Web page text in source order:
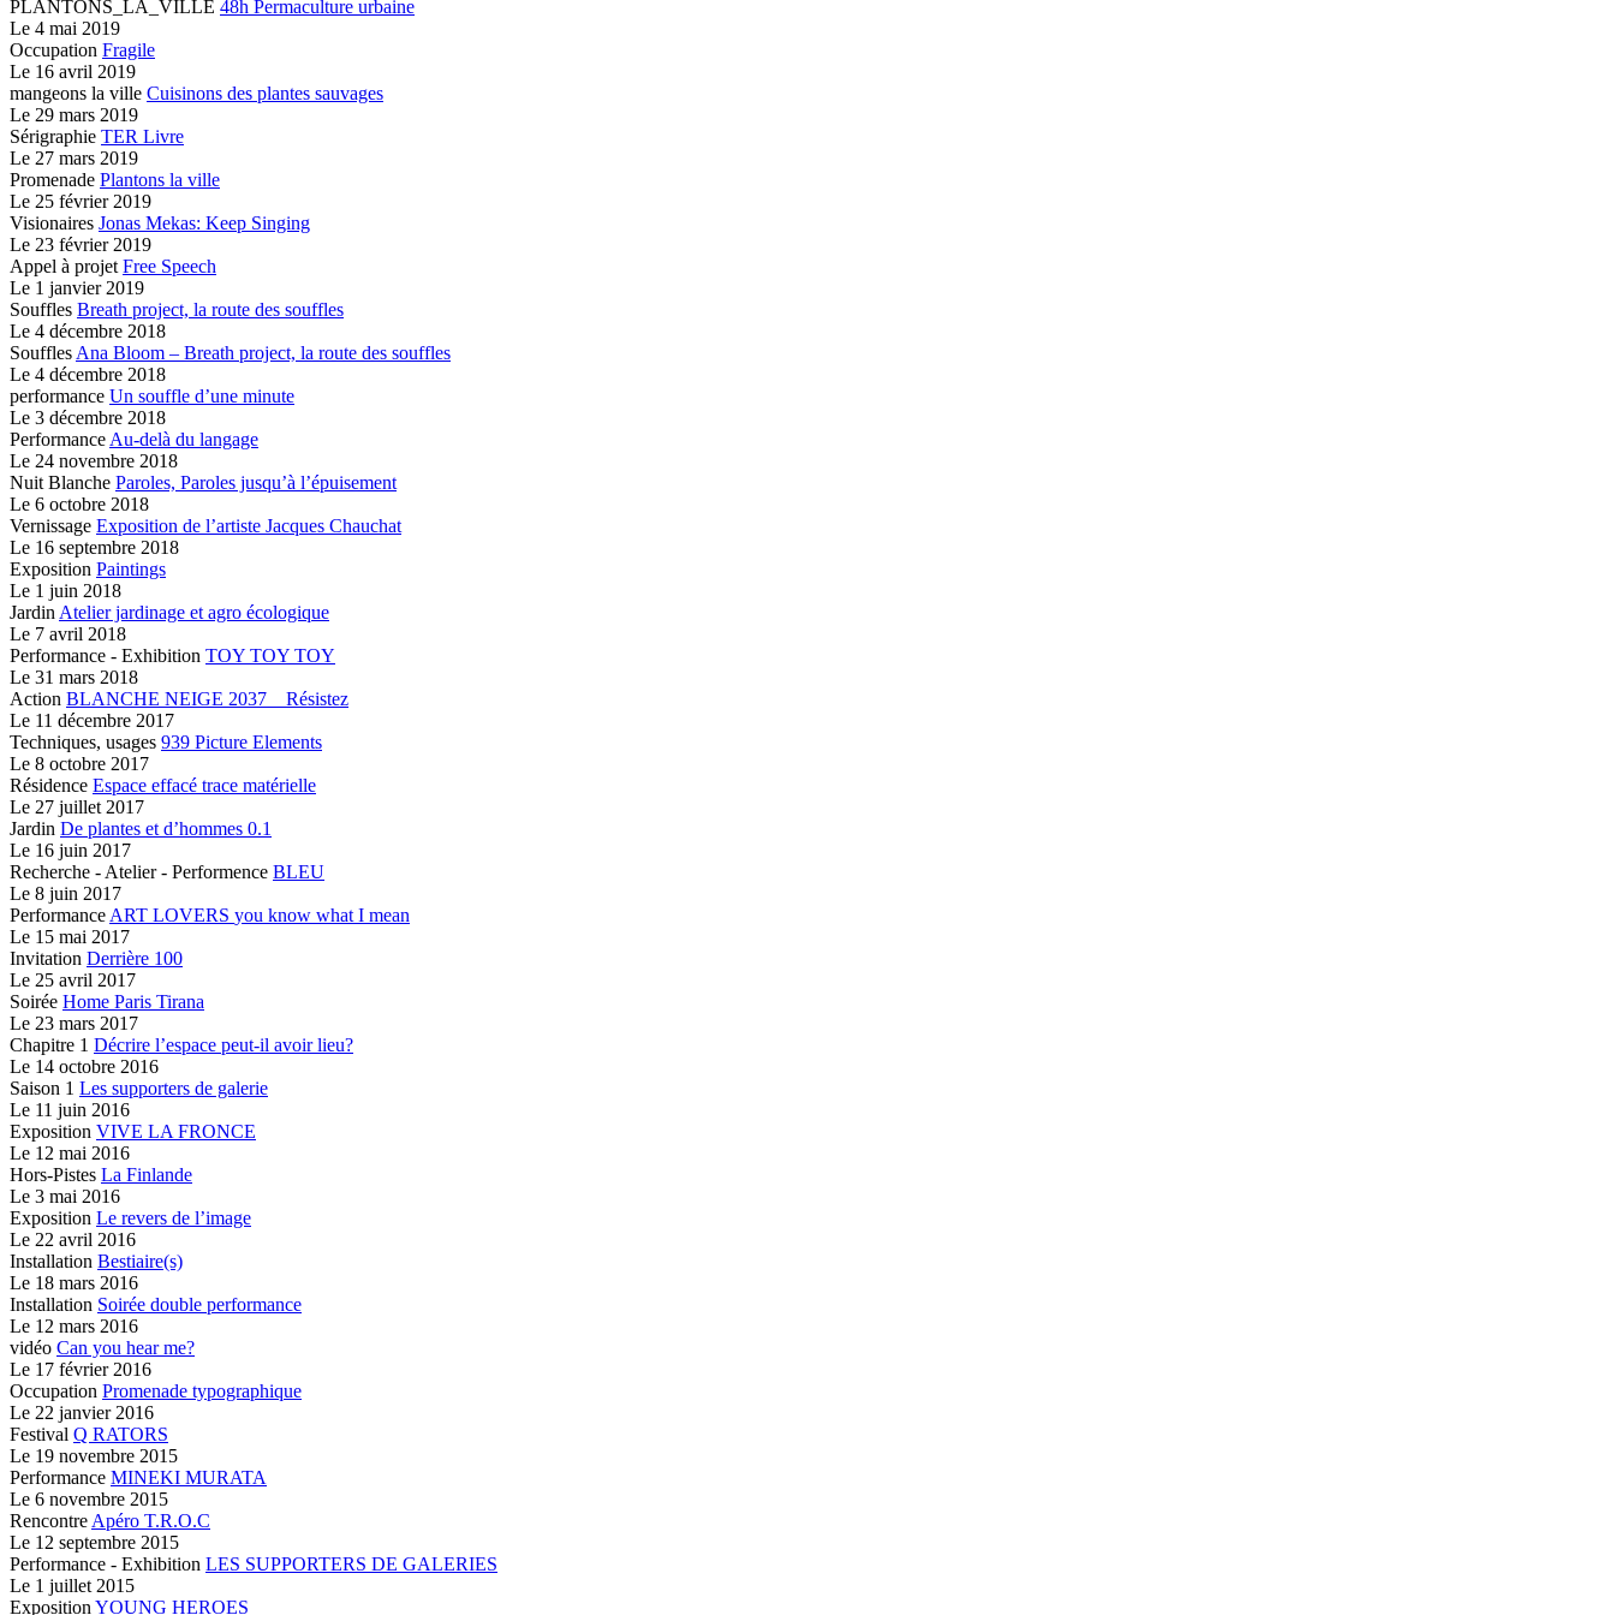
PLANTONS_LA_VILLE 48h Permaculture urbaine
Le 4 mai 2019
Occupation Fragile
Le 16 avril 2019
mangeons la ville Cuisinons des plantes sauvages
Le 29 mars 2019
Sérigraphie TER Livre
Le 27 mars 2019
Promenade Plantons la ville
Le 25 février 2019
Visionaires Jonas Mekas: Keep Singing
Le 23 février 2019
Appel à projet Free Speech
Le 1 janvier 2019
Souffles Breath project, la route des souffles
Le 4 décembre 2018
Souffles Ana Bloom – Breath project, la route des souffles
Le 4 décembre 2018
performance Un souffle d’une minute
Le 3 décembre 2018
Performance Au-delà du langage
Le 24 novembre 2018
Nuit Blanche Paroles, Paroles jusqu’à l’épuisement
Le 6 octobre 2018
Vernissage Exposition de l’artiste Jacques Chauchat
Le 16 septembre 2018
Exposition Paintings
Le 1 juin 2018
Jardin Atelier jardinage et agro écologique
Le 7 avril 2018
Performance - Exhibition TOY TOY TOY
Le 31 mars 2018
Action BLANCHE NEIGE 2037 _ Résistez
Le 11 décembre 2017
Techniques, usages 939 Picture Elements
Le 8 octobre 2017
Résidence Espace effacé trace matérielle
Le 27 juillet 2017
Jardin De plantes et d’hommes 0.1
Le 16 juin 2017
Recherche - Atelier - Performence BLEU
Le 8 juin 2017
Performance ART LOVERS you know what I mean
Le 15 mai 2017
Invitation Derrière 100
Le 25 avril 2017
Soirée Home Paris Tirana
Le 23 mars 2017
Chapitre 1 Décrire l’espace peut-il avoir lieu?
Le 14 octobre 2016
Saison 1 Les supporters de galerie
Le 11 juin 2016
Exposition VIVE LA FRONCE
Le 12 mai 2016
Hors-Pistes La Finlande
Le 3 mai 2016
Exposition Le revers de l’image
Le 22 avril 2016
Installation Bestiaire(s)
Le 18 mars 2016
Installation Soirée double performance
Le 12 mars 2016
vidéo Can you hear me?
Le 17 février 2016
Occupation Promenade typographique
Le 22 janvier 2016
Festival Q RATORS
Le 19 novembre 2015
Performance MINEKI MURATA
Le 6 novembre 2015
Rencontre Apéro T.R.O.C
Le 12 septembre 2015
Performance - Exhibition LES SUPPORTERS DE GALERIES
Le 1 juillet 2015
Exposition YOUNG HEROES